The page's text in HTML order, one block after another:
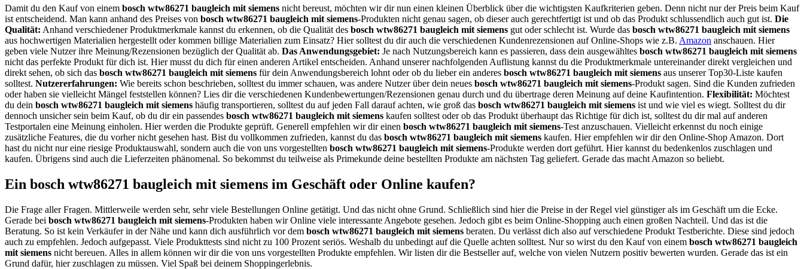
Damit du den Kauf von einem bosch wtw86271 baugleich mit siemens nicht bereust, möchten wir dir nun einen kleinen Überblick über die wichtigsten Kaufkriterien geben. Denn nicht nur der Preis beim Kauf
ist entscheidend. Man kann anhand des Preises von bosch wtw86271 baugleich mit siemens-Produkten nicht genau sagen, ob dieser auch gerechtfertigt ist und ob das Produkt schlussendlich auch gut ist. Die
Qualität: Anhand verschiedener Produktmerkmale kannst du erkennen, ob die Qualität des bosch wtw86271 baugleich mit siemens gut oder schlecht ist. Wurde das bosch wtw86271 baugleich mit siemens
aus hochwertigen Materialien hergestellt oder kommen billige Materialien zum Einsatz? Hier solltest du dir auch die verschiedenen Kundenrezensionen auf Online-Shops wie z.B. Amazon anschauen. Hier
geben viele Nutzer ihre Meinung/Rezensionen bezüglich der Qualität ab. Das Anwendungsgebiet: Je nach Nutzungsbereich kann es passieren, dass dein ausgewähltes bosch wtw86271 baugleich mit siemens
nicht das perfekte Produkt für dich ist. Hier musst du dich für einen anderen Artikel entscheiden. Anhand unserer nachfolgenden Auflistung kannst du die Produktmerkmale untereinander direkt vergleichen und
direkt sehen, ob sich das bosch wtw86271 baugleich mit siemens für dein Anwendungsbereich lohnt oder ob du lieber ein anderes bosch wtw86271 baugleich mit siemens aus unserer Top30-Liste kaufen
solltest. Nutzererfahrungen: Wie bereits schon beschrieben, solltest du immer schauen, was andere Nutzer über dein neues bosch wtw86271 baugleich mit siemens-Produkt sagen. Sind die Kunden zufrieden
oder haben sie vielleicht Mängel feststellen können? Lies dir die verschiedenen Kundenbewertungen/Rezensionen genau durch und du übertrage deren Meinung auf deine Kaufintention. Flexibilität: Möchtest
du dein bosch wtw86271 baugleich mit siemens häufig transportieren, solltest du auf jeden Fall darauf achten, wie groß das bosch wtw86271 baugleich mit siemens ist und wie viel es wiegt. Solltest du dir
dennoch unsicher sein beim Kauf, ob du dir ein passendes bosch wtw86271 baugleich mit siemens kaufen solltest oder ob das Produkt überhaupt das Richtige für dich ist, solltest du dir mal auf anderen
Testportalen eine Meinung einholen. Hier werden die Produkte geprüft. Generell empfehlen wir dir einen bosch wtw86271 baugleich mit siemens-Test anzuschauen. Vielleicht erkennst du noch einige
zusätzliche Features, die du vorher nicht gesehen hast. Bist du vollkommen zufrieden, kannst du das bosch wtw86271 baugleich mit siemens kaufen. Hier empfehlen wir dir den Online-Shop Amazon. Dort
hast du nicht nur eine riesige Produktauswahl, sondern auch die von uns vorgestellten bosch wtw86271 baugleich mit siemens-Produkte werden dort geführt. Hier kannst du bedenkenlos zuschlagen und
kaufen. Übrigens sind auch die Lieferzeiten phänomenal. So bekommst du teilweise als Primekunde deine bestellten Produkte am nächsten Tag geliefert. Gerade das macht Amazon so beliebt.
Ein bosch wtw86271 baugleich mit siemens im Geschäft oder Online kaufen?
Die Frage aller Fragen. Mittlerweile werden sehr, sehr viele Bestellungen Online getätigt. Und das nicht ohne Grund. Schließlich sind hier die Preise in der Regel viel günstiger als im Geschäft um die Ecke.
Gerade bei bosch wtw86271 baugleich mit siemens-Produkten haben wir Online viele interessante Angebote gesehen. Jedoch gibt es beim Online-Shopping auch einen großen Nachteil. Und das ist die
Beratung. So ist kein Verkäufer in der Nähe und kann dich ausführlich vor dem bosch wtw86271 baugleich mit siemens beraten. Du verlässt dich also auf verschiedene Produkt Testberichte. Diese sind jedoch
auch zu empfehlen. Jedoch aufgepasst. Viele Produkttests sind nicht zu 100 Prozent seriös. Weshalb du unbedingt auf die Quelle achten solltest. Nur so wirst du den Kauf von einem bosch wtw86271 baugleich
mit siemens nicht bereuen. Alles in allem können wir dir die von uns vorgestellten Produkte empfehlen. Wir listen dir die Bestseller auf, welche von vielen Nutzern positiv bewerten wurden. Gerade das ist ein
Grund dafür, hier zuschlagen zu müssen. Viel Spaß bei deinem Shoppingerlebnis.